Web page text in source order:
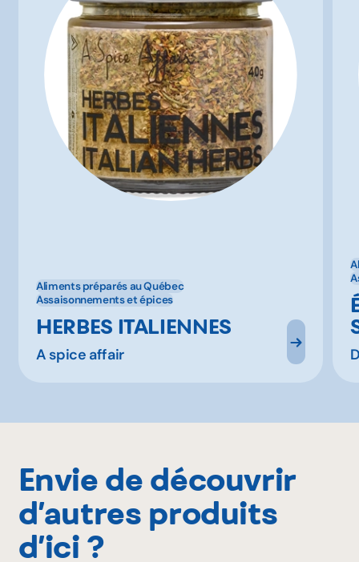
Aliments préparés au Québec
Assaisonnements et épices
HERBES ITALIENNES
A spice affair
Envie de découvrir
d’autres produits
d’ici ?